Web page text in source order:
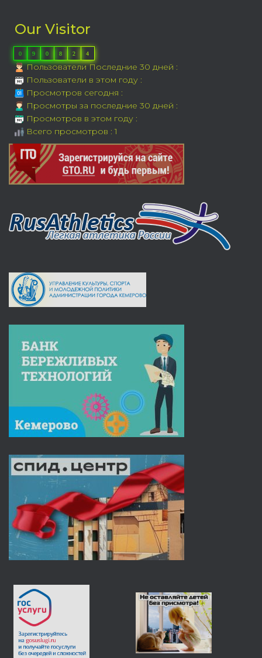
Our Visitor
0 9 0 8 2 4
Пользователи Последние 30 дней :
Пользователи в этом году :
Просмотров сегодня :
Просмотры за последние 30 дней :
Просмотров в этом году :
Всего просмотров : 1